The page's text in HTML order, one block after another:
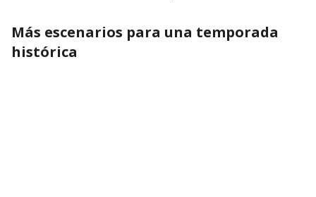
Más escenarios para una temporada
histórica